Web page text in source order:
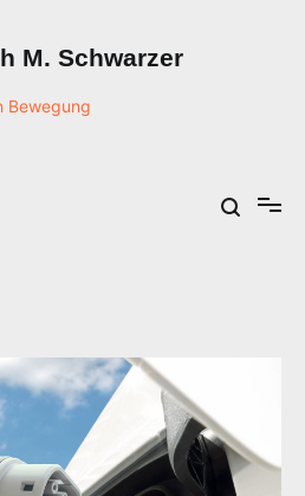
M. Schwarzer
Bewegung